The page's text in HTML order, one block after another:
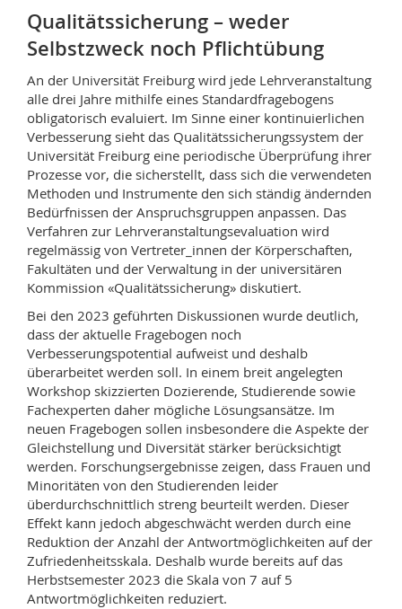
Qualitätssicherung – weder
Selbstzweck noch Pflichtübung
An der Universität Freiburg wird jede Lehrveranstaltung
alle drei Jahre mithilfe eines Standardfragebogens
obligatorisch evaluiert. Im Sinne einer kontinuierlichen
Verbesserung sieht das Qualitätssicherungssystem der
Universität Freiburg eine periodische Überprüfung ihrer
Prozesse vor, die sicherstellt, dass sich die verwendeten
Methoden und Instrumente den sich ständig ändernden
Bedürfnissen der Anspruchsgruppen anpassen. Das
Verfahren zur Lehrveranstaltungsevaluation wird
regelmässig von Vertreter_innen der Körperschaften,
Fakultäten und der Verwaltung in der universitären
Kommission «Qualitätssicherung» diskutiert.
Bei den 2023 geführten Diskussionen wurde deutlich,
dass der aktuelle Fragebogen noch
Verbesserungspotential aufweist und deshalb
überarbeitet werden soll. In einem breit angelegten
Workshop skizzierten Dozierende, Studierende sowie
Fachexperten daher mögliche Lösungsansätze. Im
neuen Fragebogen sollen insbesondere die Aspekte der
Gleichstellung und Diversität stärker berücksichtigt
werden. Forschungsergebnisse zeigen, dass Frauen und
Minoritäten von den Studierenden leider
überdurchschnittlich streng beurteilt werden. Dieser
Effekt kann jedoch abgeschwächt werden durch eine
Reduktion der Anzahl der Antwortmöglichkeiten auf der
Zufriedenheits­skala. Deshalb wurde bereits auf das
Herbstsemester 2023 die Skala von 7 auf 5
Antwortmöglichkeiten reduziert.